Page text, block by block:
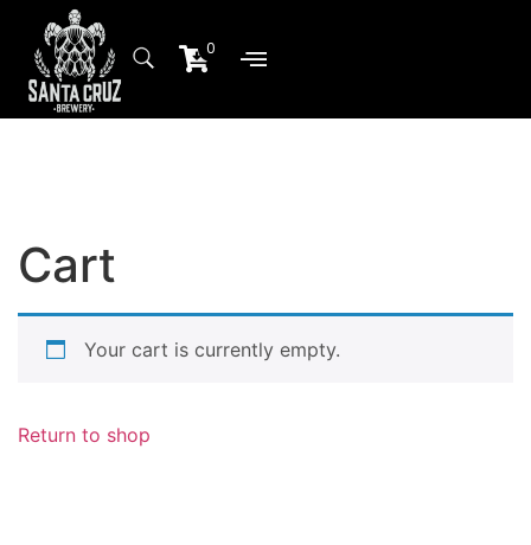
0
Cart
Your cart is currently empty.
Return to shop